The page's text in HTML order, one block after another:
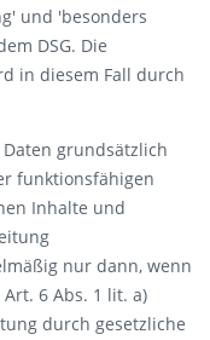
und 'besonders
DSG. Die
in diesem Fall durch
grundsätzlich
funktionsfähigen
Inhalte und
nur dann, wenn
6 Abs. 1 lit. a)
durch gesetzliche